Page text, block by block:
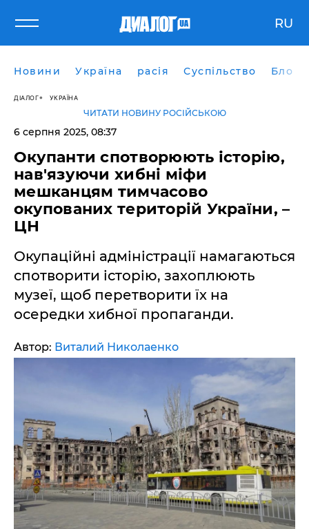
RU
Новини Україна расія Суспільство Блоги
ДІАЛОГ УКРАЇНА
ЧИТАТИ НОВИНУ РОСІЙСЬКОЮ
6 серпня 2025, 08:37
Окупанти спотворюють історію,
нав'язуючи хибні міфи
мешканцям тимчасово
окупованих територій України, –
ЦН
Окупаційні адміністрації намагаються
спотворити історію, захоплюють
музеї, щоб перетворити їх на
осередки хибної пропаганди.
Автор: Виталий Николаенко